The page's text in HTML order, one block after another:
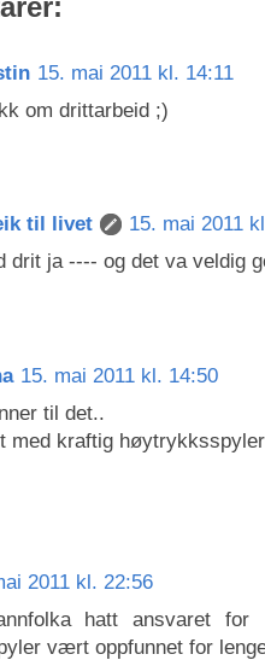
15. mai 2011 kl. 14:11
om drittarbeid ;)
til livet
15. mai 2011
drit ja ---- og det va veldig
15. mai 2011 kl. 14:50
til det..
med kraftig
2011 kl. 22:56
hatt ansvaret for
vært oppfunnet for